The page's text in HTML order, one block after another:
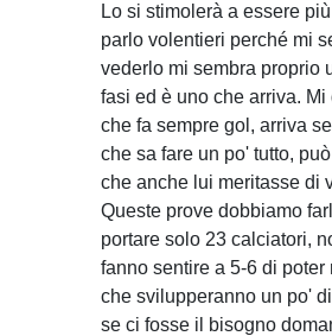
Lo si stimolerà a essere
parlo volentieri perché mi
vederlo mi sembra proprio
fasi ed è uno che arriva.
che fa sempre gol, arriva
che sa fare un po' tutto,
che anche lui meritasse di
Queste prove dobbiamo
portare solo 23 calciatori,
fanno sentire a 5-6 di
che svilupperanno un po'
se ci fosse il bisogno